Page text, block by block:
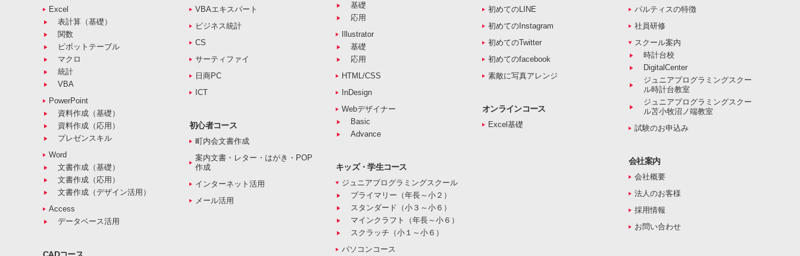
Excel
表計算（基礎）
関数
ピボットテーブル
マクロ
統計
VBA
PowerPoint
資料作成（基礎）
資料作成（応用）
プレゼンスキル
Word
文書作成（基礎）
文書作成（応用）
文書作成（デザイン活用）
Access
データベース活用
VBAエキスパート
ビジネス統計
CS
サーティファイ
日商PC
ICT
初心者コース
町内会文書作成
案内文書・レター・はがき・POP
作成
インターネット活用
メール活用
基礎
応用
Illustrator
基礎
応用
HTML/CSS
InDesign
Webデザイナー
Basic
Advance
キッズ・学生コース
ジュニアプログラミングスクール
プライマリー（年長～小２）
スタンダード（小３～小６）
マインクラフト（年長～小６）
スクラッチ（小１～小６）
パソコンコース
初めてのLINE
初めてのInstagram
初めてのTwitter
初めてのfacebook
素敵に写真アレンジ
オンラインコース
Excel基礎
パルティスの特徴
社員研修
スクール案内
時計台校
DigitalCenter
ジュニアプログラミングスクー
ル時計台教室
ジュニアプログラミングスクー
ル苫小牧沼ノ端教室
試験のお申込み
会社案内
会社概要
法人のお客様
採用情報
お問い合わせ